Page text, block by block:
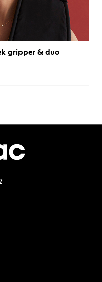
gripper & duo